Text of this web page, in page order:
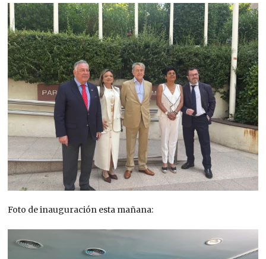
Foto de inauguración esta mañana: